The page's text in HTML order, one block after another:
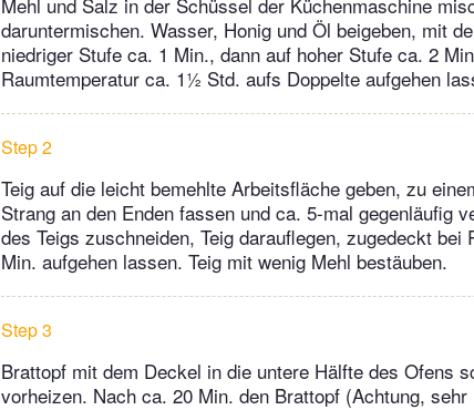
daruntermischen. Wasser, Honig und Öl beigeben, mit
niedriger Stufe ca. 1 Min., dann auf hoher Stufe ca. 2
Raumtemperatur ca. 1½ Std. aufs Doppelte aufgehen
Step 2
Teig auf die leicht bemehlte Arbeitsfläche geben, zu
Strang an den Enden fassen und ca. 5-mal gegenläufig
des Teigs zuschneiden, Teig darauflegen, zugedeckt
Min. aufgehen lassen. Teig mit wenig Mehl bestäuben.
Step 3
Brattopf mit dem Deckel in die untere Hälfte des Ofens
vorheizen. Nach ca. 20 Min. den Brattopf (Achtung,